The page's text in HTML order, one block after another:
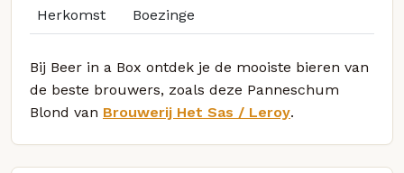
Herkomst Boezinge
Bij Beer in a Box ontdek je de mooiste bieren van
de beste brouwers, zoals deze Panneschum
Blond van Brouwerij Het Sas / Leroy.